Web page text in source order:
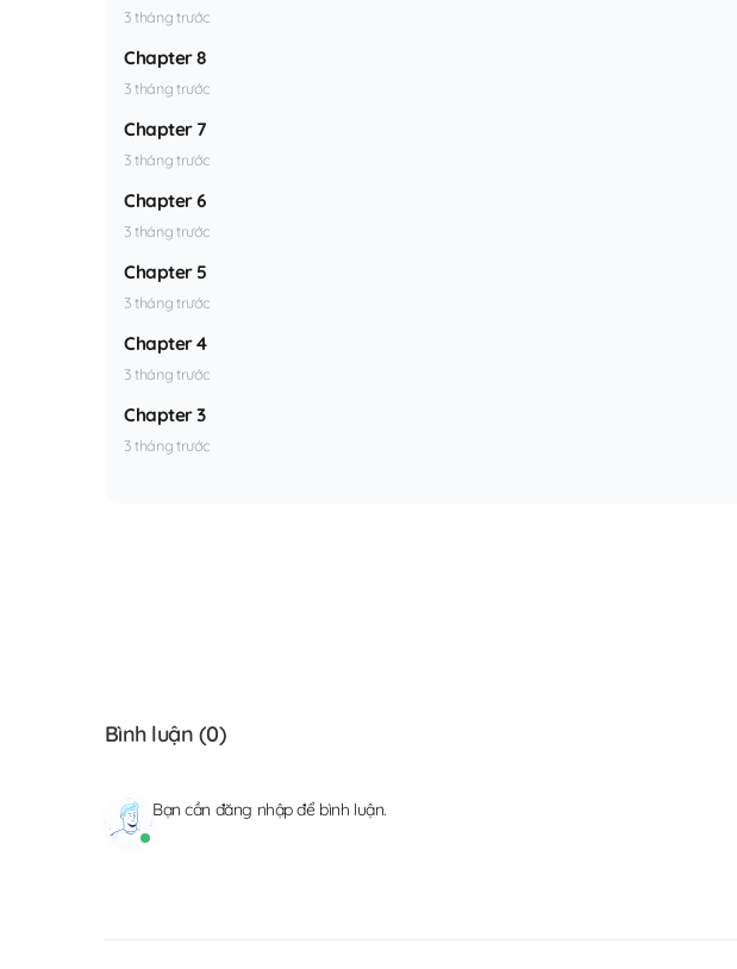
3 tháng trước
Chapter 8
3 tháng trước
Chapter 7
3 tháng trước
Chapter 6
3 tháng trước
Chapter 5
3 tháng trước
Chapter 4
3 tháng trước
Chapter 3
3 tháng trước
Bình luận (0)
Bạn cần đăng nhậpđể bình luận.